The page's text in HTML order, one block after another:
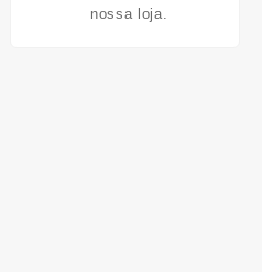
nossa loja.